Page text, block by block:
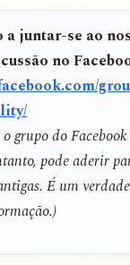
a juntar-se ao
no
grupo do
pode aderir
É um